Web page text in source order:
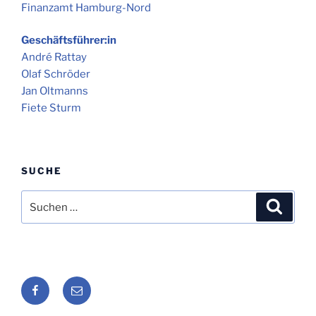
Finanzamt Hamburg-Nord
Geschäftsführer:in
André Rattay
Olaf Schröder
Jan Oltmanns
Fiete Sturm
SUCHE
nach:
Seafarers
Lounge
Seafarers
Lounge